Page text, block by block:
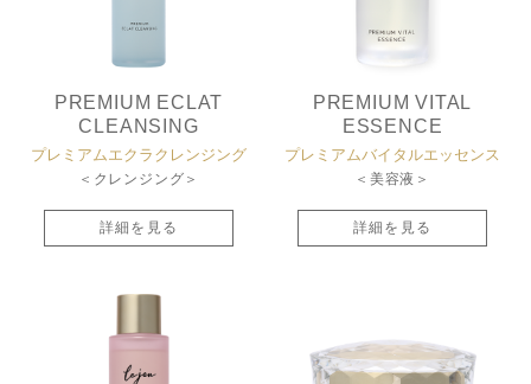
PREMIUM ECLAT
CLEANSING
プレミアムエクラ クレンジング
＜クレンジング＞
詳細を見る
PREMIUM VITAL
ESSENCE
プレミアムバイタルエッセンス
＜美容液＞
詳細を見る